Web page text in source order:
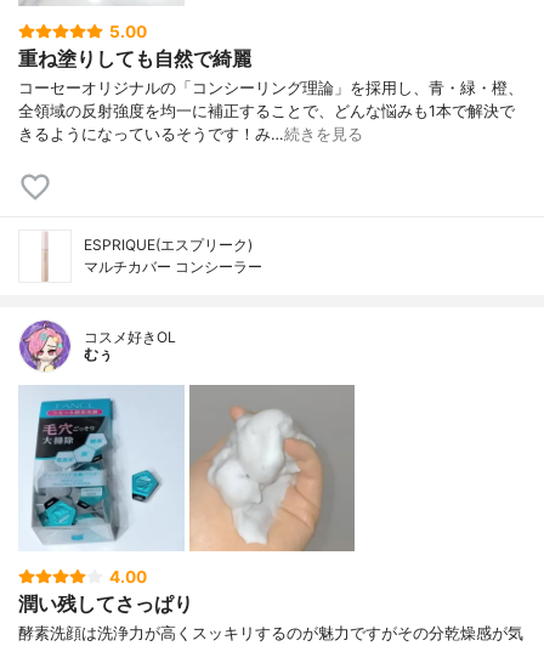
5.00
重ね塗りしても自然で綺麗
コーセーオリジナルの「コンシーリング理論」を採用し、青・緑・橙、
全領域の反射強度を均一に補正することで、どんな悩みも1本で解決で
きるようになっているそうです！み…続きを見る
ESPRIQUE(エスプリーク)
マルチカバー コンシーラー
コスメ好きOL
むぅ
4.00
潤い残してさっぱり
酵素洗顔は洗浄力が高くスッキリするのが魅力ですがその分乾燥感が気